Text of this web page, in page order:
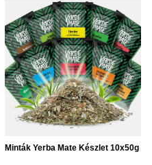
Minták Yerba Mate Készlet 10x50g